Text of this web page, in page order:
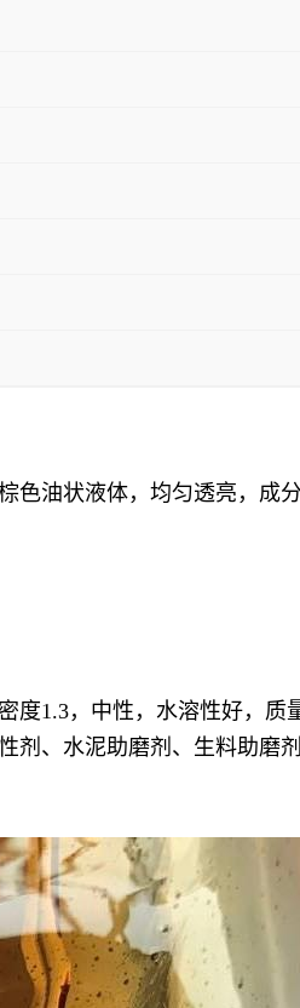
色油状液体，均匀透亮，成
1.3，中性，水溶性好，
剂、水泥助磨剂、生料助磨